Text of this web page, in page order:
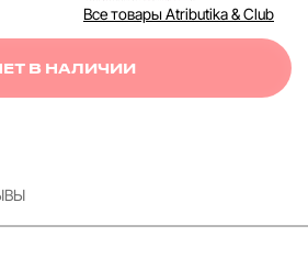
Все товары Atributika & Club
В НАЛИЧИИ